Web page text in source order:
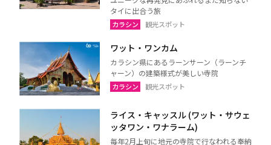
タイに出合う旅
カラシン 観光スポット
ワット・ワンカム
カラシン県にあるラーンサーン（ラーンチ
ャーン）の建築様式が美しい寺院
カラシン 観光スポット
ライス・キャッスル (ワット・サウェ
ッタワン・ワナラーム)
毎年2月上旬に地元の寺院で行なわれる奉納